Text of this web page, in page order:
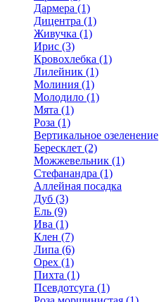
Дармера (1)
Дицентра (1)
Живучка (1)
Ирис (3)
Кровохлебка (1)
Лилейник (1)
Молиния (1)
Молодило (1)
Мята (1)
Роза (1)
Вертикальное озеленение
Бересклет (2)
Можжевельник (1)
Стефанандра (1)
Аллейная посадка
Дуб (3)
Ель (9)
Ива (1)
Клен (7)
Липа (6)
Орех (1)
Пихта (1)
Псевдотсуга (1)